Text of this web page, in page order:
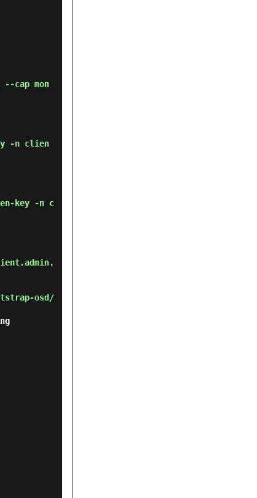
cap mon
-n clien
key -n c
osd/